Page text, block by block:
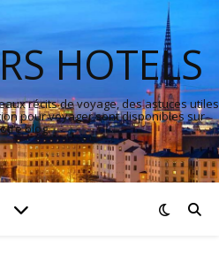
HOTELS
récits de voyage, des astuces utiles
pour voyager sont disponibles sur
blog.